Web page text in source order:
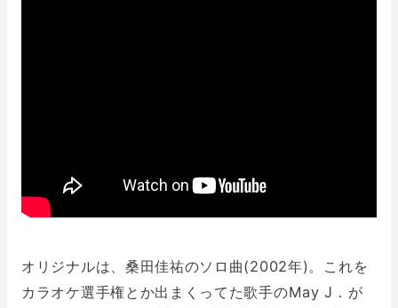
オリジナルは、桑田佳祐のソロ曲(2002年)。これを
カラオケ選手権とか出まくってた歌手のMay J．が